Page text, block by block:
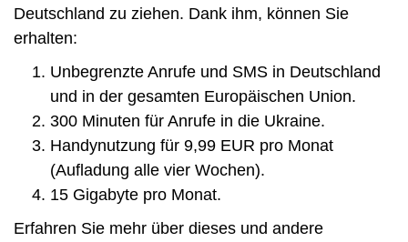
Deutschland zu ziehen. Dank ihm, können Sie
erhalten:
Unbegrenzte Anrufe und SMS in Deutschland
und in der gesamten Europäischen Union.
300 Minuten für Anrufe in die Ukraine.
Handynutzung für 9,99 EUR pro Monat
(Aufladung alle vier Wochen).
15 Gigabyte pro Monat.
Erfahren Sie mehr über dieses und andere